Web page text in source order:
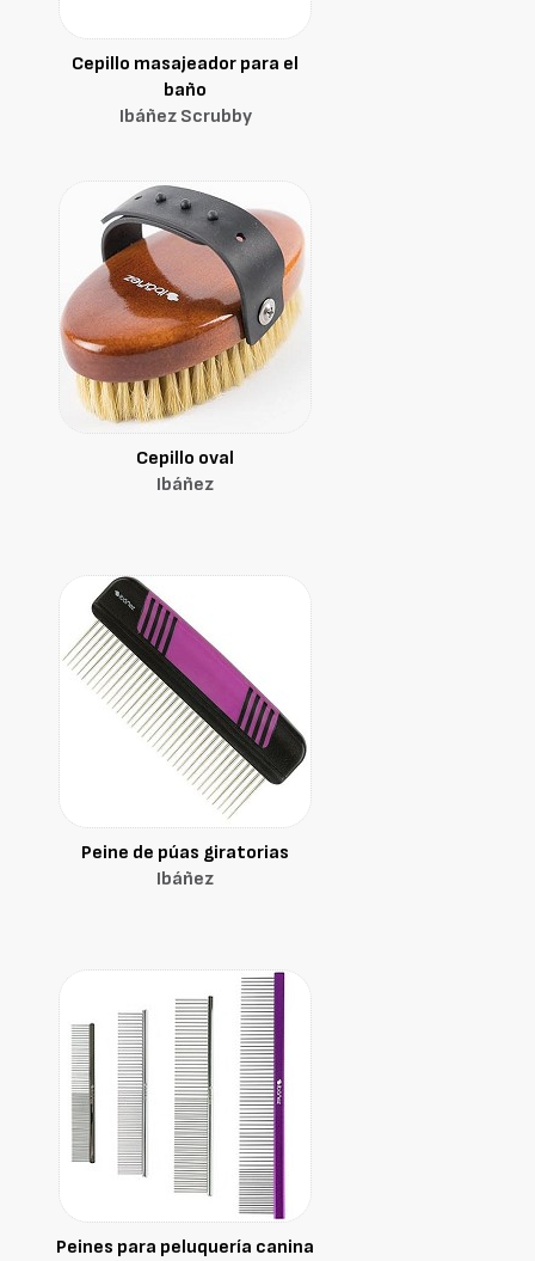
Cepillo masajeador para el
baño
Ibáñez Scrubby
Cepillo oval
Ibáñez
Peine de púas giratorias
Ibáñez
Peines para peluquería canina